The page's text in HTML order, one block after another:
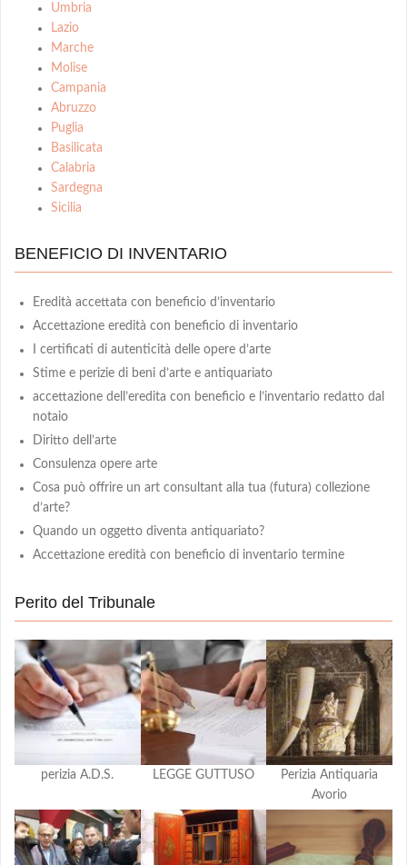
Umbria
Lazio
Marche
Molise
Campania
Abruzzo
Puglia
Basilicata
Calabria
Sardegna
Sicilia
BENEFICIO DI INVENTARIO
Eredità accettata con beneficio d’inventario
Accettazione eredità con beneficio di inventario
I certificati di autenticità delle opere d’arte
Stime e perizie di beni d’arte e antiquariato
accettazione dell’eredita con beneficio e l’inventario redatto dal
notaio
Diritto dell’arte
Consulenza opere arte
Cosa può offrire un art consultant alla tua (futura) collezione
d’arte?
Quando un oggetto diventa antiquariato?
Accettazione eredità con beneficio di inventario termine
Perito del Tribunale
perizia A.D.S. LEGGE GUTTUSO
Perizia Antiquaria
Avorio